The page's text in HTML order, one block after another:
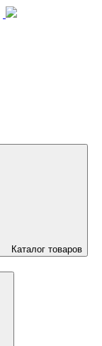
Каталог товаров